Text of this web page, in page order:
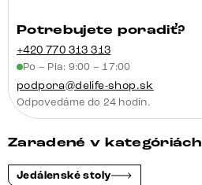
Potrebujete poradiť?
+420 770 313 313
Po – Pia: 9:00 – 17:00
podpora@delife-shop.sk
Odpovedáme do 24 hodín.
Zaradené v kategóriách
Jedálenské stoly